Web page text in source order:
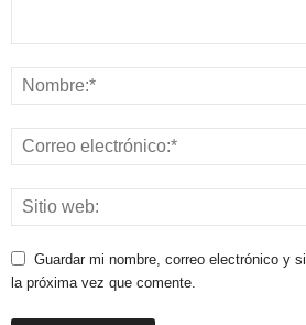
Guardar mi nombre, correo electrónico y
la próxima vez que comente.